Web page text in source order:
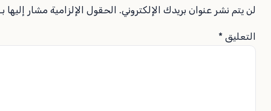
لن يتم نشر عنوان بريدك الإلكتروني. الحقول الإلزامية مشار إليها
التعليق*